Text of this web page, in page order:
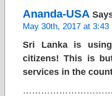
Ananda-USA
May 30th, 2017 at 3:43
Sri Lanka is
citizens! This is
services in the